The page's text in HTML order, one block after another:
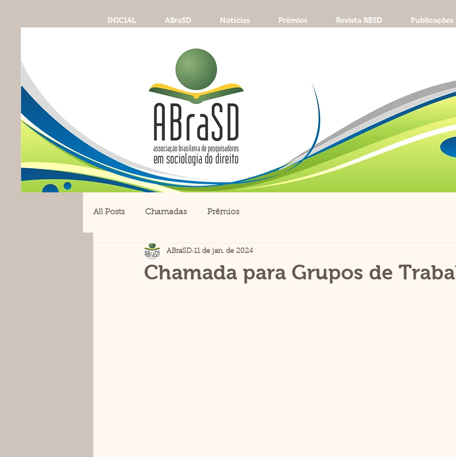
INICIAL ABraSD Notícias Prêmios Revista RBSD Publicações
All Posts Chamadas Prêmios
Chamada para Grupos de
ABraSD 11 de jan. de 2024